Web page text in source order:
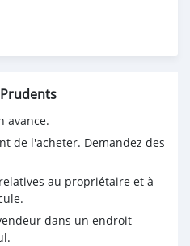
avance.
de l'acheter. Demandez des
au propriétaire et à
dans un endroit